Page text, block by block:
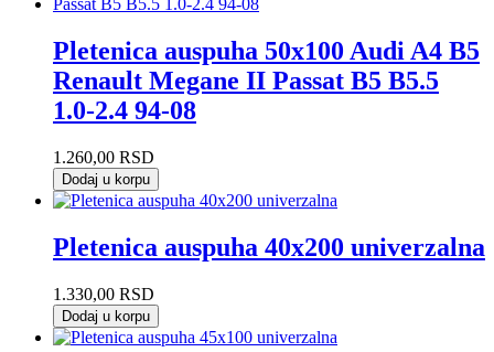
Pletenica auspuha 50x100 Audi A4 B5
Renault Megane II Passat B5 B5.5
1.0-2.4 94-08
1.260,00 RSD
Dodaj u korpu
Pletenica auspuha 40x200 univerzalna
1.330,00 RSD
Dodaj u korpu